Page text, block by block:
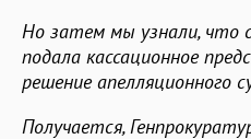
Но затем мы узнали, что
подала кассационное
решение апелляционного
Получается,